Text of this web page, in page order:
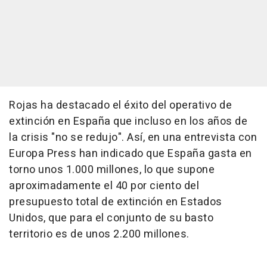
Rojas ha destacado el éxito del operativo de
extinción en España que incluso en los años de
la crisis "no se redujo". Así, en una entrevista con
Europa Press han indicado que España gasta en
torno unos 1.000 millones, lo que supone
aproximadamente el 40 por ciento del
presupuesto total de extinción en Estados
Unidos, que para el conjunto de su basto
territorio es de unos 2.200 millones.